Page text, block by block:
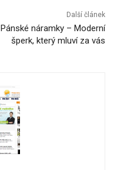
Další článek
Pánské náramky – Moderní
šperk, který mluví za vás